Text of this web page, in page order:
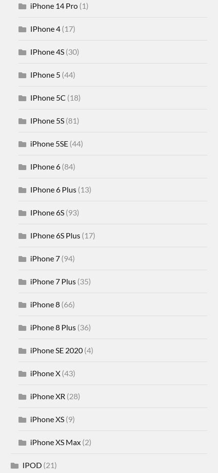
iPhone 14 Pro (1)
IPhone 4 (17)
IPhone 4S (30)
IPhone 5 (44)
IPhone 5C (18)
IPhone 5S (81)
iPhone 5SE (44)
IPhone 6 (84)
IPhone 6 Plus (13)
IPhone 6S (93)
IPhone 6S Plus (17)
iPhone 7 (94)
iPhone 7 Plus (35)
iPhone 8 (66)
iPhone 8 Plus (36)
iPhone SE 2020 (4)
iPhone X (43)
iPhone XR (28)
iPhone XS (9)
iPhone XS Max (2)
IPOD (21)